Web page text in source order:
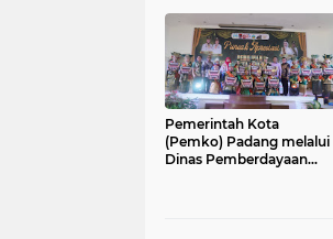
Penerimaan Murid Baru
(SPMB) Tahun Ajaran
2026/2027 untuk jenjang
SD dan SMP
Pemerintah Kota
(Pemko) Padang melalui
Dinas Pemberdayaan